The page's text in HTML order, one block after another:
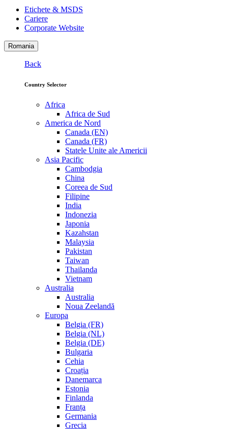
Etichete & MSDS
Cariere
Corporate Website
Romania
Back
Country Selector
Africa
Africa de Sud
America de Nord
Canada (EN)
Canada (FR)
Statele Unite ale Americii
Asia Pacific
Cambodgia
China
Coreea de Sud
Filipine
India
Indonezia
Japonia
Kazahstan
Malaysia
Pakistan
Taiwan
Thailanda
Vietnam
Australia
Australia
Noua Zeelandă
Europa
Belgia (FR)
Belgia (NL)
Belgia (DE)
Bulgaria
Cehia
Croația
Danemarca
Estonia
Finlanda
Franța
Germania
Grecia